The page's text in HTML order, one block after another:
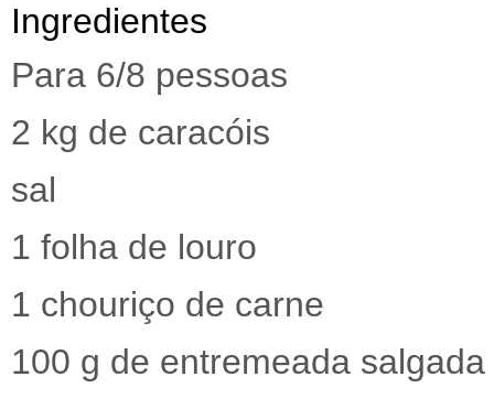
Ingredientes
Para 6/8 pessoas
2 kg de caracóis
sal
1 folha de louro
1 chouriço de carne
100 g de entremeada salgada